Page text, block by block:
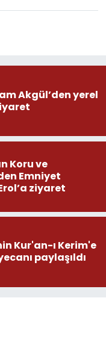
Akgül’den yerel
Koru ve
Emniyet
ziyaret
Kur'an-ı Kerim'e
paylaşıldı